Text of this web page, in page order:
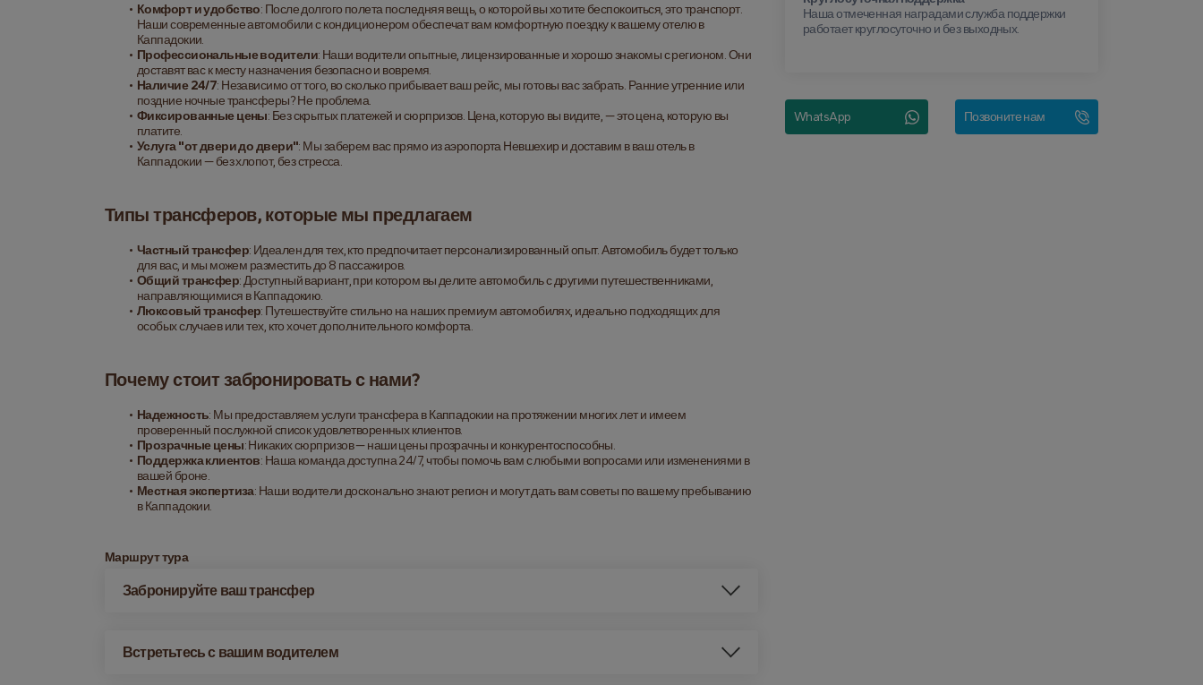
Комфорт и удобство: После долгого полета последняя вещь, о которой вы хотите беспокоиться, это транспорт.
Наши современные автомобили с кондиционером обеспечат вам комфортную поездку к вашему отелю в
Каппадокии.
Профессиональные водители: Наши водители опытные, лицензированные и хорошо знакомы с регионом. Они
доставят вас к месту назначения безопасно и вовремя.
Наличие 24/7: Независимо от того, во сколько прибывает ваш рейс, мы готовы вас забрать. Ранние утренние или
поздние ночные трансферы? Не проблема.
Фиксированные цены: Без скрытых платежей и сюрпризов. Цена, которую вы видите, — это цена, которую вы
платите.
Услуга "от двери до двери": Мы заберем вас прямо из аэропорта Невшехир и доставим в ваш отель в
Каппадокии — без хлопот, без стресса.
Типы трансферов, которые мы предлагаем
Частный трансфер: Идеален для тех, кто предпочитает персонализированный опыт. Автомобиль будет только
для вас, и мы можем разместить до 8 пассажиров.
Общий трансфер: Доступный вариант, при котором вы делите автомобиль с другими путешественниками,
направляющимися в Каппадокию.
Люксовый трансфер: Путешествуйте стильно на наших премиум автомобилях, идеально подходящих для
особых случаев или тех, кто хочет дополнительного комфорта.
Почему стоит забронировать с нами?
Надежность: Мы предоставляем услуги трансфера в Каппадокии на протяжении многих лет и имеем
проверенный послужной список удовлетворенных клиентов.
Прозрачные цены: Никаких сюрпризов — наши цены прозрачны и конкурентоспособны.
Поддержка клиентов: Наша команда доступна 24/7, чтобы помочь вам с любыми вопросами или изменениями в
вашей броне.
Местная экспертиза: Наши водители досконально знают регион и могут дать вам советы по вашему пребыванию
в Каппадокии.
Маршрут тура
Забронируйте ваш трансфер
Встретьтесь с вашим водителем
Наша отмеченная наградами служба поддержки
работает круглосуточно и без выходных.
WhatsApp Позвоните нам